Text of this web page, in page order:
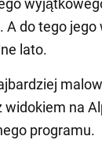
do tego jego
lato.
na
programu.